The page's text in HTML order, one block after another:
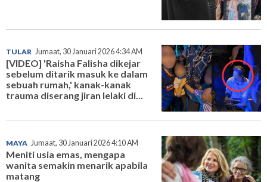
TULAR Jumaat, 30 Januari 2026 4:34 AM
[VIDEO] 'Raisha Falisha dikejar
sebelum ditarik masuk ke dalam
sebuah rumah,' kanak-kanak
trauma diserang jiran lelaki di...
MAYA Jumaat, 30 Januari 2026 4:10 AM
Meniti usia emas, mengapa
wanita semakin menarik apabila
matang